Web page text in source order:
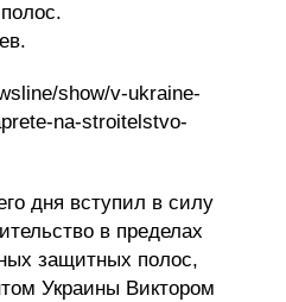
show/v-ukraine-
na-stroitelstvo-
дня вступил в силу
в пределах
защитных полос,
Украины Виктором